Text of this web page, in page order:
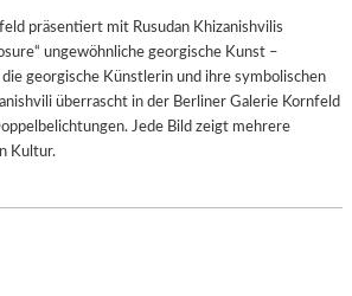
präsentiert mit Rusudan Khizanishvilis
ungewöhnliche georgische Kunst –
georgische Künstlerin und ihre symbolischen
überrascht in der Berliner Galerie Kornfeld
Jede Bild zeigt mehrere
Kultur.